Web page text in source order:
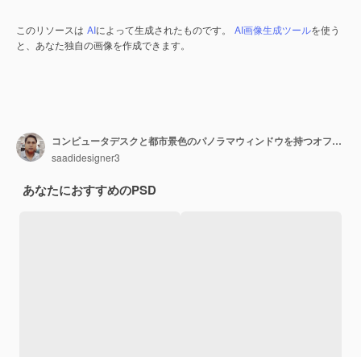
このリソースは AIによって生成されたものです。 AI画像生成ツールを使う
と、あなた独自の画像を作成できます。
コンピュータデスクと都市景色のパノラマウィンドウを持つオフィスのインテリア
saadidesigner3
あなたにおすすめのPSD